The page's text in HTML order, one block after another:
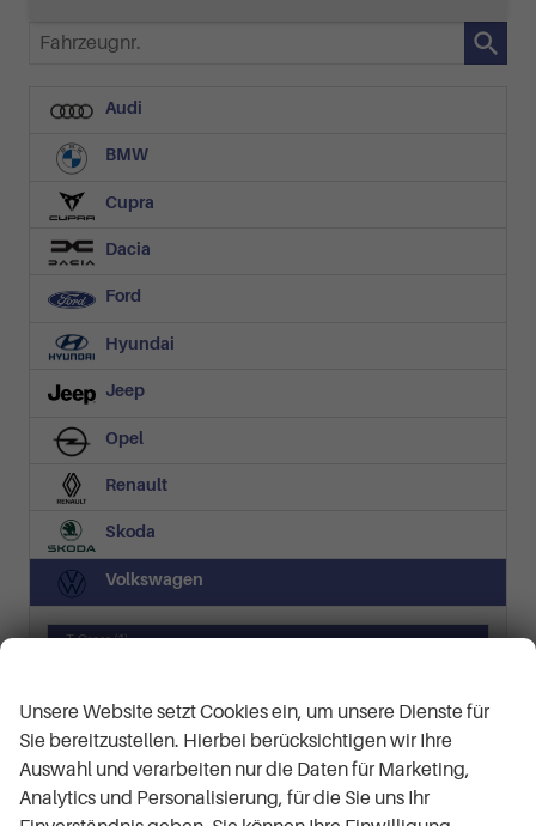
Fahrzeugnr.
Audi
BMW
Cupra
Dacia
Ford
Hyundai
Jeep
Opel
Renault
Skoda
Volkswagen
T-Cross(1)
Unsere Website setzt Cookies ein, um unsere Dienste für
Sie bereitzustellen. Hierbei berücksichtigen wir Ihre
Auswahl und verarbeiten nur die Daten für Marketing,
Analytics und Personalisierung, für die Sie uns Ihr